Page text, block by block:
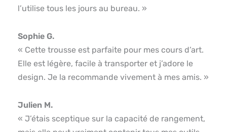
l’utilise tous les jours au bureau. »
Sophie G.
« Cette trousse est parfaite pour mes cours d’art.
Elle est légère, facile à transporter et j’adore le
design. Je la recommande vivement à mes amis. »
Julien M.
« J’étais sceptique sur la capacité de rangement,